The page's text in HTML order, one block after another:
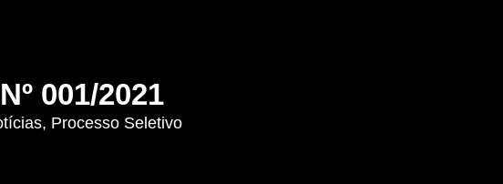
001/2021
, Processo Seletivo